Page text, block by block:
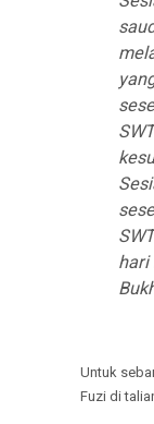
hari
Untuk
Fuzi di